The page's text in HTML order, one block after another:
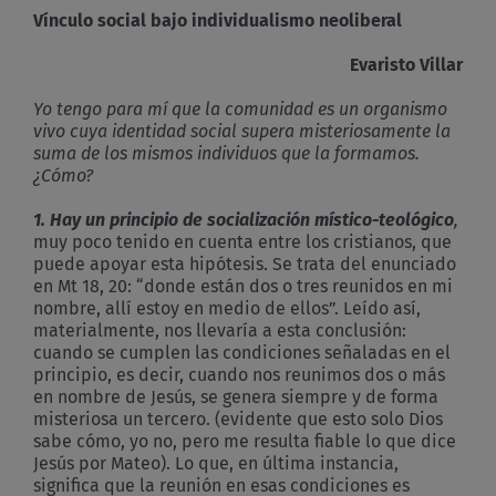
Vínculo social bajo individualismo neoliberal
Evaristo Villar
Yo tengo para mí que la comunidad es un organismo
vivo cuya identidad social supera misteriosamente la
suma de los mismos individuos que la formamos.
¿Cómo?
1. Hay un principio de socialización místico-teológico,
muy poco tenido en cuenta entre los cristianos, que
puede apoyar esta hipótesis. Se trata del enunciado
en Mt 18, 20: “donde están dos o tres reunidos en mi
nombre, allí estoy en medio de ellos”. Leído así,
materialmente, nos llevaría a esta conclusión:
cuando se cumplen las condiciones señaladas en el
principio, es decir, cuando nos reunimos dos o más
en nombre de Jesús, se genera siempre y de forma
misteriosa un tercero. (evidente que esto solo Dios
sabe cómo, yo no, pero me resulta fiable lo que dice
Jesús por Mateo). Lo que, en última instancia,
significa que la reunión en esas condiciones es